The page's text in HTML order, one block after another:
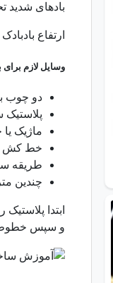
بادهای شدید
ارتفاع بادبادک 120 سانتی متر در نظر گرفته شده است.
وسایل لازم
دو چوب به ضخامت 5 میلی
پلاستیک سبک
ماژیک یا
خط کش
طریقه
چندین
ابتدا
و سپس خطوط